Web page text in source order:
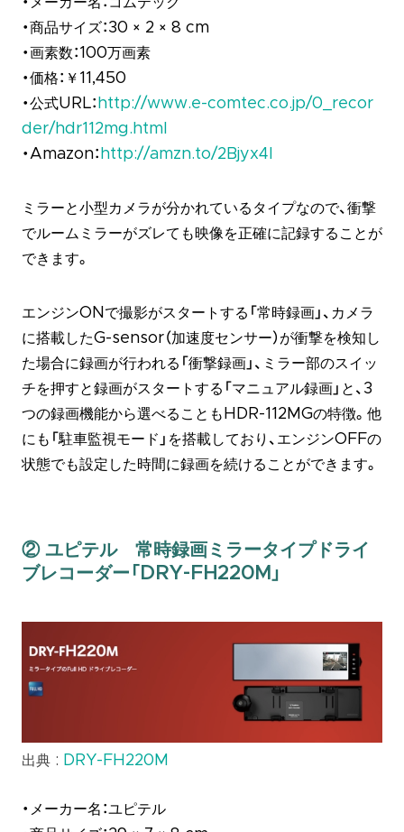
・メーカー名：コムテック
・商品サイズ：30 × 2 × 8 cm
・画素数：100万画素
・価格：￥11,450
・公式URL： http://www.e-comtec.co.jp/0_recor
der/hdr112mg.html
・Amazon： http://amzn.to/2Bjyx4l
ミラーと小型カメラが分かれているタイプなので、衝撃
でルームミラーがズレても映像を正確に記録することが
できます。
エンジンONで撮影がスタートする「常時録画」、カメラ
に搭載したG-sensor（加速度センサー）が衝撃を検知し
た場合に録画が行われる「衝撃録画」、ミラー部のスイッ
チを押すと録画がスタートする「マニュアル録画」と、3
つの録画機能から選べることもHDR-112MGの特徴。他
にも「駐車監視モード」を搭載しており、エンジンOFFの
状態でも設定した時間に録画を続けることができます。
② ユピテル 常時録画ミラータイプドライ
ブレコーダー「DRY-FH220M」
出典 : DRY-FH220M
・メーカー名：ユピテル